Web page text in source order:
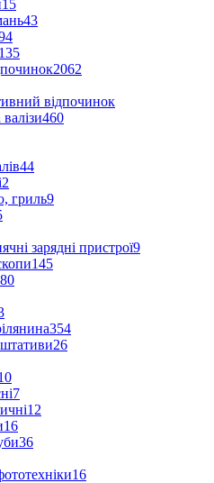
15
43
135
2062
відпочинок
460
44
2
гриль9
зарядні пристрої9
145
80
354
26
7
12
16
36
16